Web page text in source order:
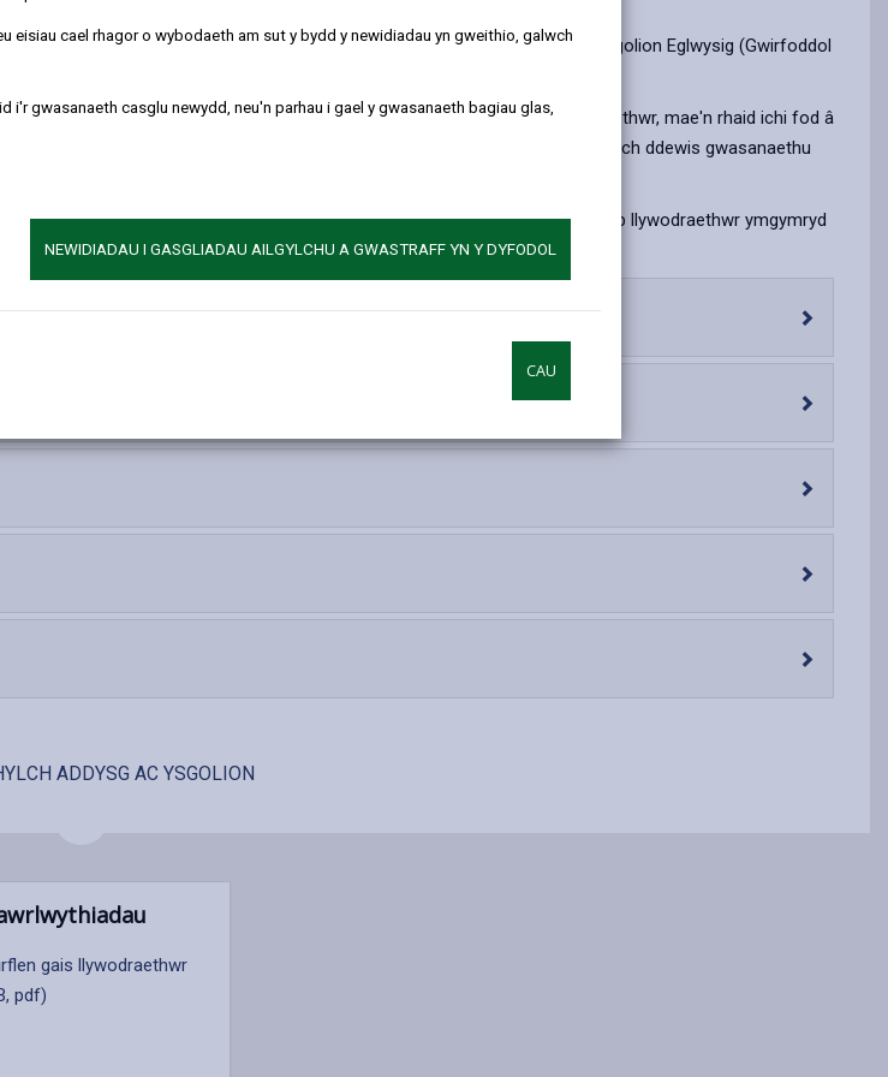
eisiau cael rhagor o wybodaeth am sut y bydd y newidiadau yn gweithio, galwch
i'r gwasanaeth casglu newydd, neu'n parhau i gael y gwasanaeth bagiau glas,
NEWIDIADAU I GASGLIADAU AILGYLCHU A GWASTRAFF YN Y DYFODOL
CAU
Facebook,
opens
a
new
X
(Twitter),
in
a
tab
In,
a
staff a chynrychiolwyr yr Awdurdod Lleol. Mae cyrff llywodraethu Ysgolion Eglwysig (Gwirfoddol
yr eglwys.
disgyblion ac er mwyn bod yn gymwys i gael eich enwebu yn rhiant-lywodraethwr, mae'n rhaid ichi fod â
yw cyfnod swydd llywodraethwyr ac os ydych yn rhiant-lywodraethwr gallwch ddewis gwasanaethu
gwrdd yn amlach er mwyn trafod materion penodol. Mae'n ofynnol i bob llywodraethwr ymgymryd
MWY YNGHYLCH ADDYSG AC YSGOLION
gais llywodraethwr
pdf)